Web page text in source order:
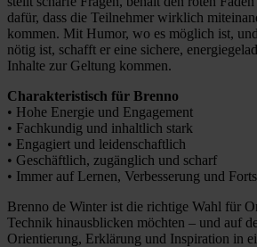
dafür, dass die Teilnehmer wirklich
kommen. Mit Humor, wo es möglich ist,
nötig ist, schafft er eine sichere,
Inhalte zur Geltung kommen.
Charakteristisch für Brenno
• Hohe Energie und Engagement
• Fachkundig und inhaltlich stark
• Engagiert und leidenschaftlich
• Geschäftlich, zugänglich und scharf
• Immer auf Lernen, Verbesserung und
Brenno de Winter ist die richtige Wahl für
Technik hinausblicken möchten – und auf
Orientierung, Erklärung und Inspiration in